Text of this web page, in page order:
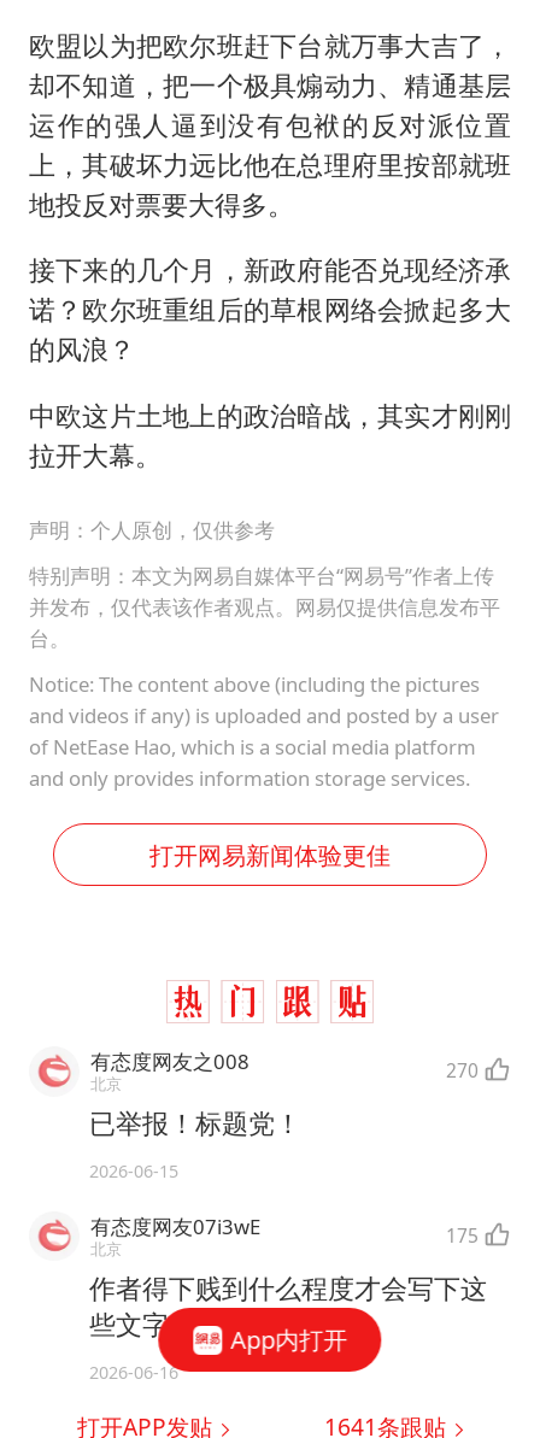
欧盟以为把欧尔班赶下台就万事大吉了，
却不知道，把一个极具煽动力、精通基层
运作的强人逼到没有包袱的反对派位置
上，其破坏力远比他在总理府里按部就班
地投反对票要大得多。
接下来的几个月，新政府能否兑现经济承
诺？欧尔班重组后的草根网络会掀起多大
的风浪？
中欧这片土地上的政治暗战，其实才刚刚
拉开大幕。
声明：个人原创，仅供参考
特别声明：本文为网易自媒体平台“网易号”作者上传
并发布，仅代表该作者观点。网易仅提供信息发布平
台。
Notice: The content above (including the pictures
and videos if any) is uploaded and posted by a user
of NetEase Hao, which is a social media platform
and only provides information storage services.
打开网易新闻体验更佳
有态度网友之008
北京 270
已举报！标题党！
2026-06-15
有态度网友07i3wE
北京 175
作者得下贱到什么程度才会写下这
些文字的？
2026-06-16
打开APP发贴 1641条跟贴
App内打开